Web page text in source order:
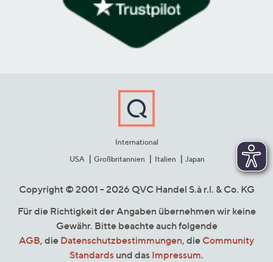
International
USA
Großbritannien Italien Japan
Copyright © 2001 - 2026 QVC Handel S.à r.l. & Co. KG
Für die Richtigkeit der Angaben übernehmen wir keine
Gewähr. Bitte beachte auch folgende
AGB, die Datenschutzbestimmungen, die Community
Standards und das Impressum.